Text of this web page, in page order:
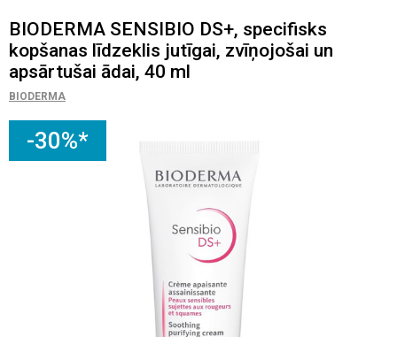
BIODERMA SENSIBIO DS+, specifisks
kopšanas līdzeklis jutīgai, zvīņojošai un
apsārtušai ādai, 40 ml
BIODERMA
-30%*